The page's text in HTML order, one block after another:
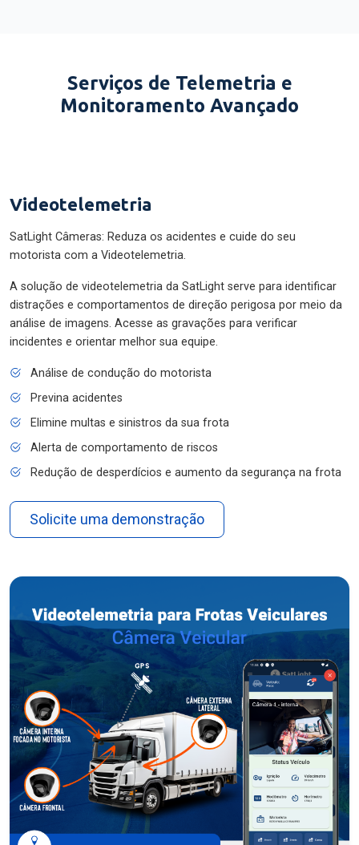
Serviços de Telemetria e
Monitoramento Avançado
Videotelemetria
SatLight Câmeras: Reduza os acidentes e cuide do seu
motorista com a Videotelemetria.
A solução de videotelemetria da SatLight serve para identificar
distrações e comportamentos de direção perigosa por meio da
análise de imagens. Acesse as gravações para verificar
incidentes e orientar melhor sua equipe.
Análise de condução do motorista
Previna acidentes
Elimine multas e sinistros da sua frota
Alerta de comportamento de riscos
Redução de desperdícios e aumento da segurança na frota
Solicite uma demonstração